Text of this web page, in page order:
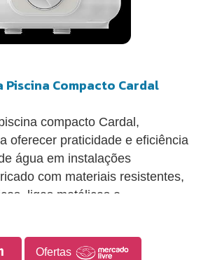
Piscina Compacto Cardal
compacto Cardal,
oferecer praticidade e eficiência
água em instalações
com materiais resistentes,
ligas metálicas e
durabilidade, garante maior
e suporta pressão de até 100
Ofertas